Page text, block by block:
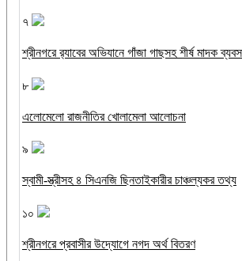
৭
শ্রীনগরে র‌্যাবের অভিযানে গাঁজা গাছসহ শীর্ষ মাদক
৮
এলোমেলো রাজনীতির খোলামেলা আলোচনা
৯
স্বামী-স্ত্রীসহ ৪ সিএনজি ছিনতাইকারীর চাঞ্চল্যকর তথ্য
১০
শ্রীনগরে প্রবাসীর উদ্যোগে নগদ অর্থ বিতরণ